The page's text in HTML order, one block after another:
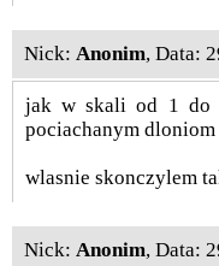
Nick: Anonim, Data:
jak w skali od 1 do
pociachanym
wlasnie skonczylem
Nick: Anonim, Data: